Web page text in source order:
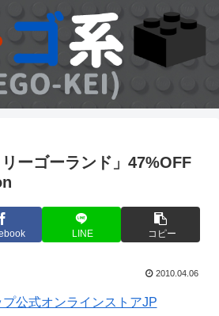
ーゴーランド」47%OFF
LINE コピー
2010.04.06